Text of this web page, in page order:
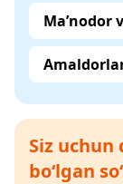
Ma’nodor
Siz uchun
bo‘lgan